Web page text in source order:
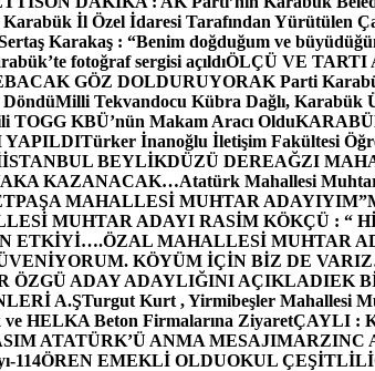
İl Özel İdaresi Tarafından Yürütülen
Karakaş : “Benim doğduğum ve
fotoğraf sergisi açıldıÖLÇÜ VE TARTI
GÖZ DOLDURUYORAK Parti
DöndüMilli Tekvandocu Kübra Dağlı, Karabük
TOGG KBÜ’nün Makam Aracı Oldu
YAPILDITürker İnanoğlu İletişim Fakültesi
İSTANBUL BEYLİKDÜZÜ DEREAĞZI
KAZANACAK…Atatürk Mahallesi
MAHALLESİ MUHTAR ADAYIYIM”
MUHTAR ADAYI RASİM KÖKÇÜ : “
ETKİYİ….ÖZAL MAHALLESİ MUHTAR
KÖYÜM İÇİN BİZ DE
ÖZGÜ ADAY ADAYLIĞINI AÇIKLADIEK
A.ŞTurgut Kurt , Yirmibeşler Mahallesi
ve HELKA Beton Firmalarına ZiyaretÇAYLI :
ATATÜRK’Ü ANMA MESAJIMARZINC
114ÖREN EMEKLİ OLDUOKUL